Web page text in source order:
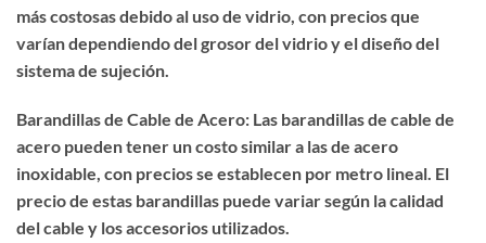
más costosas debido al uso de vidrio, con precios que
varían dependiendo del grosor del vidrio y el diseño del
sistema de sujeción.
Barandillas de Cable de Acero: Las barandillas de cable de
acero pueden tener un costo similar a las de acero
inoxidable, con precios se establecen por metro lineal. El
precio de estas barandillas puede variar según la calidad
del cable y los accesorios utilizados.